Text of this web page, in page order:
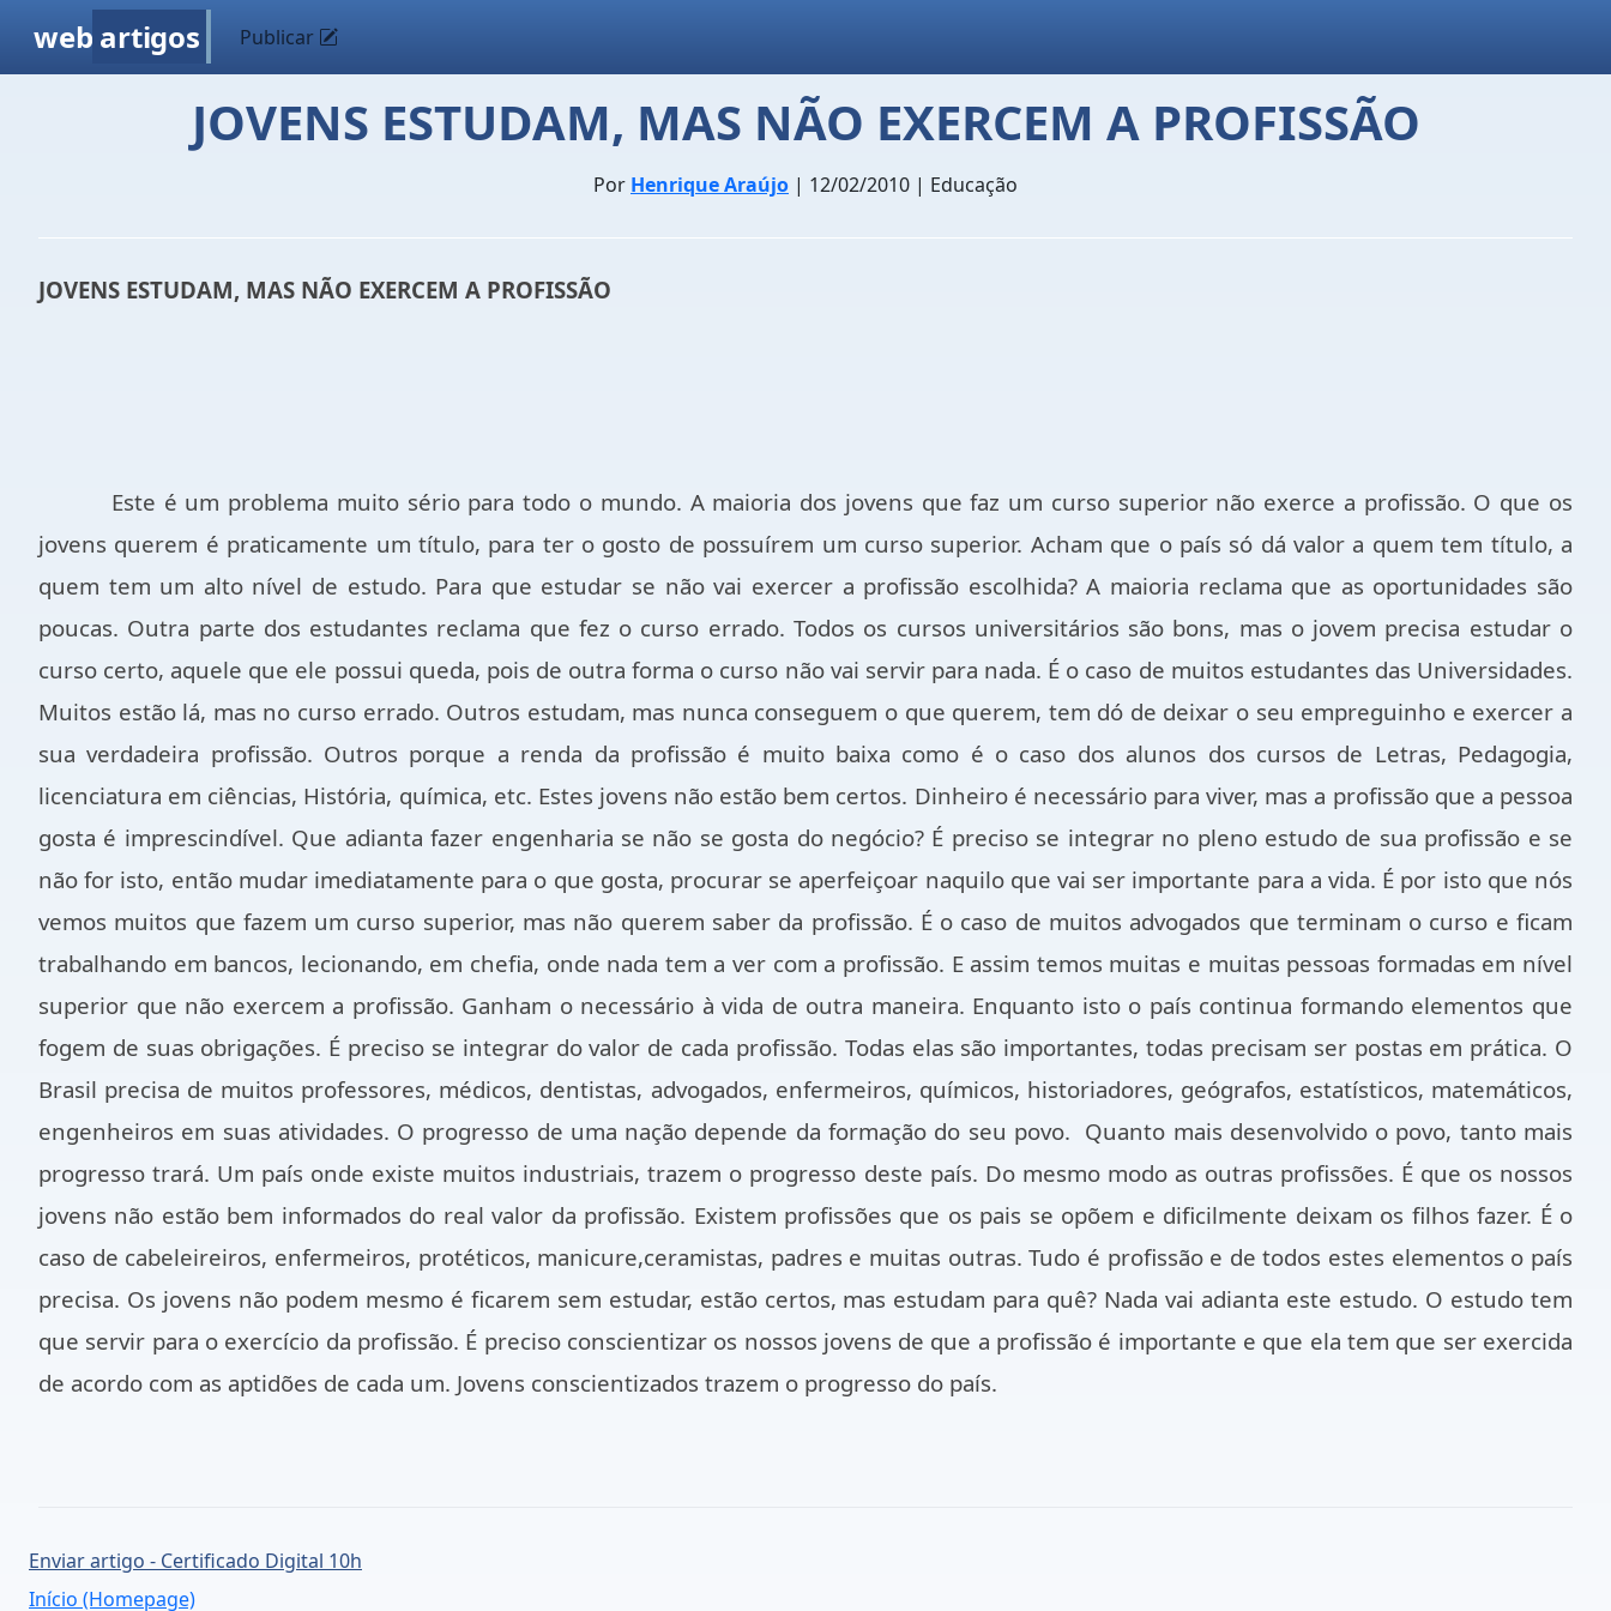
web artigos Publicar
JOVENS ESTUDAM, MAS NÃO EXERCEM A PROFISSÃO
Por Henrique Araújo | 12/02/2010 | Educação
JOVENS ESTUDAM, MAS NÃO EXERCEM A PROFISSÃO
Este é um problema muito sério para todo o mundo. A maioria dos jovens que faz um curso superior não exerce a profissão. O que os
jovens querem é praticamente um título, para ter o gosto de possuírem um curso superior. Acham que o país só dá valor a quem tem título, a
quem tem um alto nível de estudo. Para que estudar se não vai exercer a profissão escolhida? A maioria reclama que as oportunidades são
poucas. Outra parte dos estudantes reclama que fez o curso errado. Todos os cursos universitários são bons, mas o jovem precisa estudar o
curso certo, aquele que ele possui queda, pois de outra forma o curso não vai servir para nada. É o caso de muitos estudantes das Universidades.
Muitos estão lá, mas no curso errado. Outros estudam, mas nunca conseguem o que querem, tem dó de deixar o seu empreguinho e exercer a
sua verdadeira profissão. Outros porque a renda da profissão é muito baixa como é o caso dos alunos dos cursos de Letras, Pedagogia,
licenciatura em ciências, História, química, etc. Estes jovens não estão bem certos. Dinheiro é necessário para viver, mas a profissão que a pessoa
gosta é imprescindível. Que adianta fazer engenharia se não se gosta do negócio? É preciso se integrar no pleno estudo de sua profissão e se
não for isto, então mudar imediatamente para o que gosta, procurar se aperfeiçoar naquilo que vai ser importante para a vida. É por isto que nós
vemos muitos que fazem um curso superior, mas não querem saber da profissão. É o caso de muitos advogados que terminam o curso e ficam
trabalhando em bancos, lecionando, em chefia, onde nada tem a ver com a profissão. E assim temos muitas e muitas pessoas formadas em nível
superior que não exercem a profissão. Ganham o necessário à vida de outra maneira. Enquanto isto o país continua formando elementos que
fogem de suas obrigações. É preciso se integrar do valor de cada profissão. Todas elas são importantes, todas precisam ser postas em prática. O
Brasil precisa de muitos professores, médicos, dentistas, advogados, enfermeiros, químicos, historiadores, geógrafos, estatísticos, matemáticos,
engenheiros em suas atividades. O progresso de uma nação depende da formação do seu povo. Quanto mais desenvolvido o povo, tanto mais
progresso trará. Um país onde existe muitos industriais, trazem o progresso deste país. Do mesmo modo as outras profissões. É que os nossos
jovens não estão bem informados do real valor da profissão. Existem profissões que os pais se opõem e dificilmente deixam os filhos fazer. É o
caso de cabeleireiros, enfermeiros, protéticos, manicure,ceramistas, padres e muitas outras. Tudo é profissão e de todos estes elementos o país
precisa. Os jovens não podem mesmo é ficarem sem estudar, estão certos, mas estudam para quê? Nada vai adianta este estudo. O estudo tem
que servir para o exercício da profissão. É preciso conscientizar os nossos jovens de que a profissão é importante e que ela tem que ser exercida
de acordo com as aptidões de cada um. Jovens conscientizados trazem o progresso do país.
Enviar artigo - Certificado Digital 10h
Início (Homepage)